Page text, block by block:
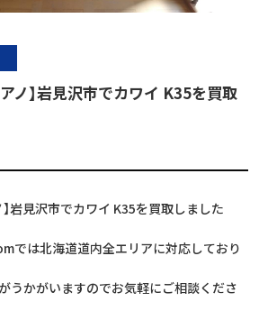
ノ】岩見沢市でカワイ K35を買取
】岩見沢市でカワイ K35を買取しました
では北海道道内全エリアに対応しており
うかがいますのでお気軽にご相談くださ